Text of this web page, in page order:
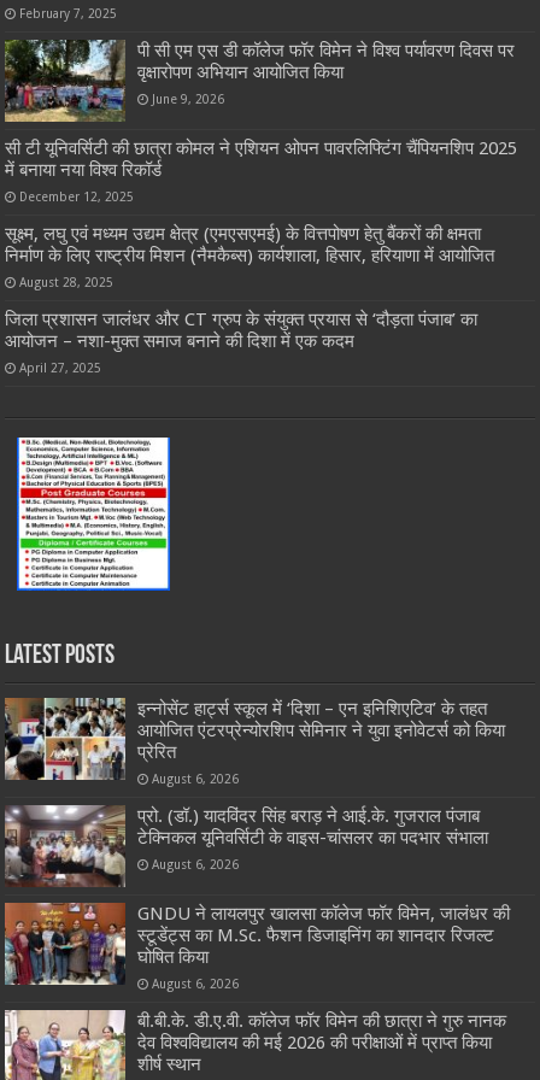
February 7, 2025
पी सी एम एस डी कॉलेज फॉर विमेन ने विश्व पर्यावरण दिवस पर
वृक्षारोपण अभियान आयोजित किया
June 9, 2026
सी टी यूनिवर्सिटी की छात्रा कोमल ने एशियन ओपन पावरलिफ्टिंग चैंपियनशिप 2025
में बनाया नया विश्व रिकॉर्ड
December 12, 2025
सूक्ष्म, लघु एवं मध्यम उद्यम क्षेत्र (एमएसएमई) के वित्तपोषण हेतु बैंकरों की क्षमता
निर्माण के लिए राष्ट्रीय मिशन (नैमकैब्स) कार्यशाला, हिसार, हरियाणा में आयोजित
August 28, 2025
जिला प्रशासन जालंधर और CT ग्रुप के संयुक्त प्रयास से ‘दौड़ता पंजाब’ का
आयोजन – नशा-मुक्त समाज बनाने की दिशा में एक कदम
April 27, 2025
Latest Posts
इन्नोसेंट हार्ट्स स्कूल में ‘दिशा – एन इनिशिएटिव’ के तहत
आयोजित एंटरप्रेन्योरशिप सेमिनार ने युवा इनोवेटर्स को किया
प्रेरित
August 6, 2026
प्रो. (डॉ.) यादविंदर सिंह बराड़ ने आई.के. गुजराल पंजाब
टेक्निकल यूनिवर्सिटी के वाइस-चांसलर का पदभार संभाला
August 6, 2026
GNDU ने लायलपुर खालसा कॉलेज फॉर विमेन, जालंधर की
स्टूडेंट्स का M.Sc. फैशन डिजाइनिंग का शानदार रिजल्ट
घोषित किया
August 6, 2026
बी.बी.के. डी.ए.वी. कॉलेज फॉर विमेन की छात्रा ने गुरु नानक
देव विश्वविद्यालय की मई 2026 की परीक्षाओं में प्राप्त किया
शीर्ष स्थान